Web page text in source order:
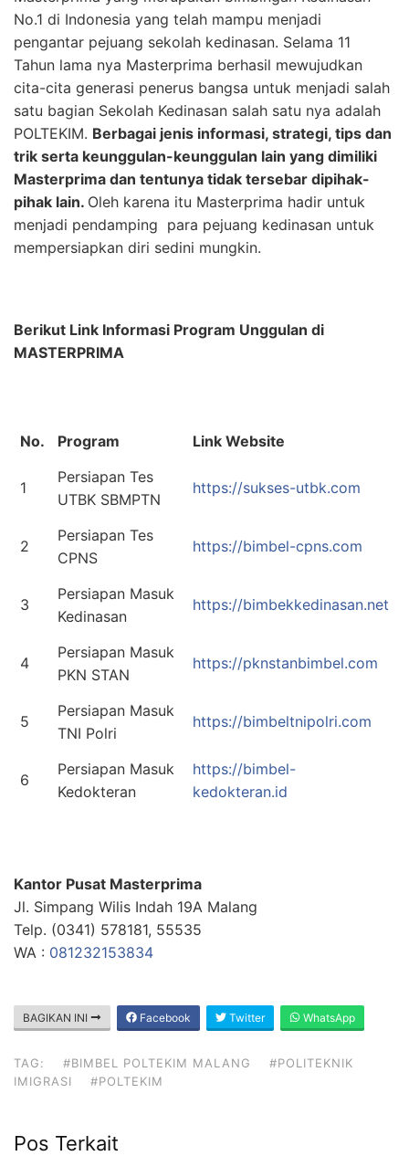
No.1 di Indonesia yang telah mampu menjadi
pengantar pejuang sekolah kedinasan. Selama 11
Tahun lama nya Masterprima berhasil mewujudkan
cita-cita generasi penerus bangsa untuk menjadi salah
satu bagian Sekolah Kedinasan salah satu nya adalah
POLTEKIM. Berbagai jenis informasi, strategi, tips dan
trik serta keunggulan-keunggulan lain yang dimiliki
Masterprima dan tentunya tidak tersebar dipihak-
pihak lain. Oleh karena itu Masterprima hadir untuk
menjadi pendamping para pejuang kedinasan untuk
mempersiapkan diri sedini mungkin.
Berikut Link Informasi Program Unggulan di
MASTERPRIMA
No. Program Link Website
1
Persiapan Tes
UTBK SBMPTN
https://sukses-utbk.com
2
Persiapan Tes
CPNS
https://bimbel-cpns.com
3
Persiapan Masuk
Kedinasan
https://bimbekkedinasan.net
4
Persiapan Masuk
PKN STAN
https://pknstanbimbel.com
5
Persiapan Masuk
TNI Polri
https://bimbeltnipolri.com
6
Persiapan Masuk
Kedokteran
https://bimbel-
kedokteran.id
Kantor Pusat Masterprima
Jl. Simpang Wilis Indah 19A Malang
Telp. (0341) 578181, 55535
WA : 081232153834
BAGIKAN INI Facebook Twitter WhatsApp
TAG: #BIMBEL POLTEKIM MALANG
#POLITEKNIK
IMIGRASI
#POLTEKIM
Pos Terkait